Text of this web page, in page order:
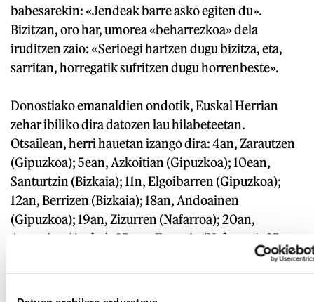
babesarekin: «Jendeak barre asko egiten du».
Bizitzan, oro har, umorea «beharrezkoa» dela
iruditzen zaio: «Serioegi hartzen dugu bizitza, eta,
sarritan, horregatik sufritzen dugu horrenbeste».
Donostiako emanaldien ondotik, Euskal Herrian
zehar ibiliko dira datozen lau hilabeteetan.
Otsailean, herri hauetan izango dira: 4an, Zarautzen
(Gipuzkoa); 5ean, Azkoitian (Gipuzkoa); 10ean,
Santurtzin (Bizkaia); 11n, Elgoibarren (Gipuzkoa);
12an, Berrizen (Bizkaia); 18an, Andoainen
(Gipuzkoa); 19an, Zizurren (Nafarroa); 20an,
Amurrion (Araba); 25ean, Etxarrin (Nafarroa); 27an,
Arrasaten, eta 28an, Eibarren (Gipuzkoa). «Guztira,
40 emanaldi inguru; gozatzeko gogoz gaude».